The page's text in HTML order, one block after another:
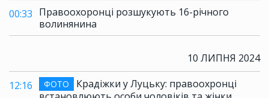
00:33 Правоохоронці розшукують 16-річного
волинянина
10 ЛИПНЯ 2024
12:16 ФОТО
Крадіжки у Луцьку: правоохронці